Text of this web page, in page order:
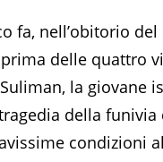
fa, nell’obitorio
delle quattro
la giovane
della
condizioni